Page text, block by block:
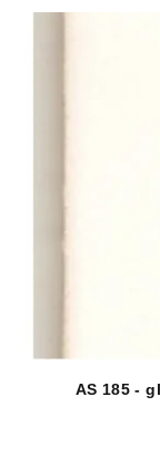
AS 185 -